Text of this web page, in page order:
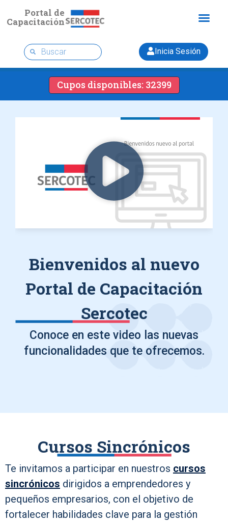
Portal de
Capacitación
Inicia Sesión
Cupos disponibles: 32399
Bienvenidos al nuevo
Portal de Capacitación
Sercotec
Conoce en este video las nuevas
funcionalidades que te ofrecemos.
Cursos Sincrónicos
Te invitamos a participar en nuestros cursos
sincrónicos dirigidos a emprendedores y
pequeños empresarios, con el objetivo de
fortalecer habilidades clave para la gestión